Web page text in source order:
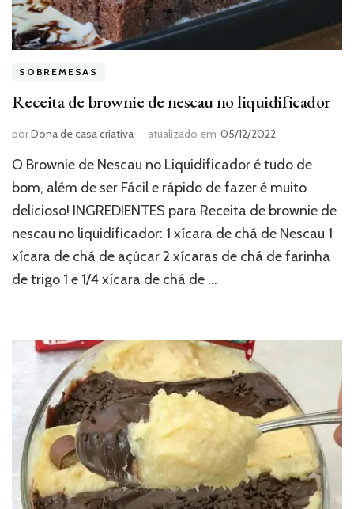
SOBREMESAS
Receita de brownie de nescau no liquidificador
porDona de casa criativa atualizado em 05/12/2022
O Brownie de Nescau no Liquidificador é tudo de
bom, além de ser Fácil e rápido de fazer é muito
delicioso! INGREDIENTES para Receita de brownie de
nescau no liquidificador: 1 xícara de chá de Nescau 1
xícara de chá de açúcar 2 xícaras de chá de farinha
de trigo 1 e 1/4 xícara de chá de …